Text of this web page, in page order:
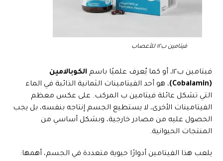
فيتامين ب١٢ للأعصاب
فيتامين ب١٢، أو كما يُعرف علميًا باسم
الكوبالامين
(Cobalamin)
، هو أحد الفيتامينات الثمانية الذائبة في الماء
التي تشكل عائلة فيتامين ب المركب. على عكس معظم
الفيتامينات الأخرى، لا يستطيع الجسم إنتاجه بنفسه، بل يجب
الحصول عليه من مصادر خارجية، وبشكل أساسي من
المنتجات الحيوانية.
يلعب هذا الفيتامين أدوارًا حيوية متعددة في الجسم، أهمها: